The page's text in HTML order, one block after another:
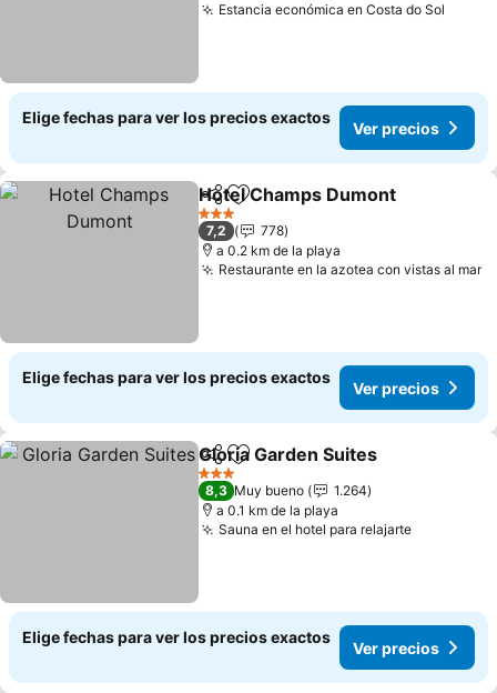
Estancia económica en Costa do Sol
Elige fechas para ver los precios exactos
Ver precios
CompartirAgregar a favoritos
Hotel Champs Dumont
3 Estrellas
7,2
778
a 0.2 km de la playa
Restaurante en la azotea con vistas al mar
Elige fechas para ver los precios exactos
Ver precios
CompartirAgregar a favoritos
Gloria Garden Suites
3 Estrellas
8,3 Muy bueno
1.264
a 0.1 km de la playa
Sauna en el hotel para relajarteVer
Elige fechas para ver los precios exactos
Ver precios